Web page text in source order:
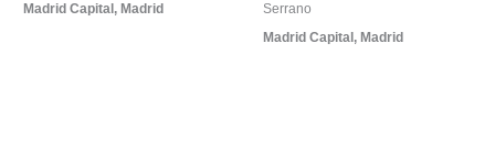
Madrid Capital , Madrid
Serrano
Madrid Capital , Madrid